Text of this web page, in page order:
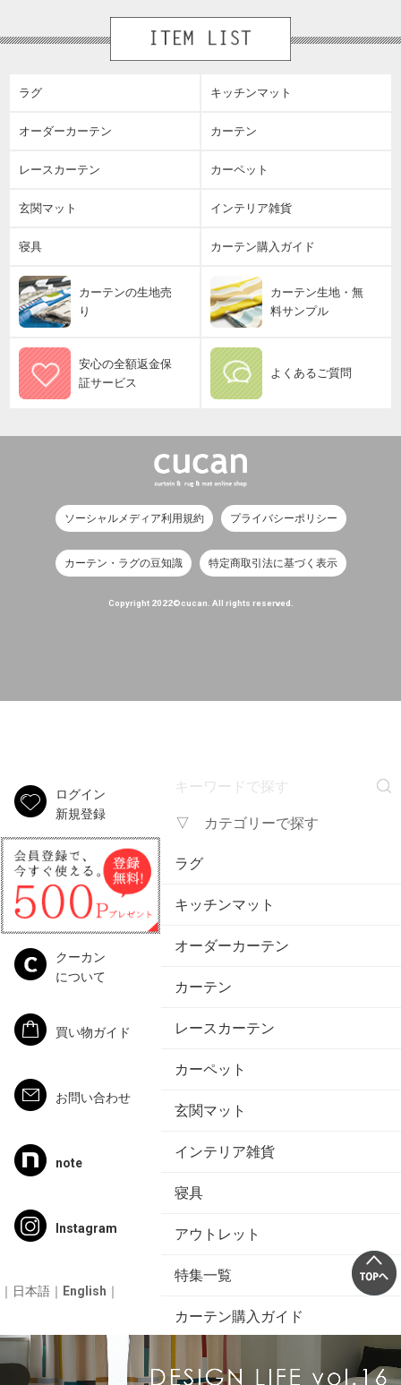
ラグ キッチンマット
オーダーカーテン カーテン
レースカーテン カーペット
玄関マット インテリア雑貨
寝具 カーテン購入ガイド
カーテンの生地売
り
カーテン生地・無
料サンプル
安心の全額返金保
証サービス
よくあるご質問
ソーシャルメディア利用規約 プライバシーポリシー
カーテン・ラグの豆知識 特定商取引法に基づく表示
Copyright 2022©cucan. All rights reserved.
ログイン
新規登録
クーカン
について
買い物ガイド
お問い合わせ
note
Instagram
｜ 日本語 ｜ English ｜
▽ カテゴリーで探す
ラグ
キッチンマット
オーダーカーテン
カーテン
レースカーテン
カーペット
玄関マット
インテリア雑貨
寝具
アウトレット
特集一覧
カーテン購入ガイド